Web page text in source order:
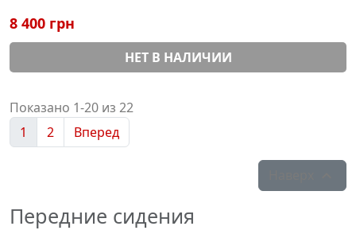
8 400 грн
НЕТ В НАЛИЧИИ
Показано 1-20 из 22
1
2 Вперед
Передние сидения